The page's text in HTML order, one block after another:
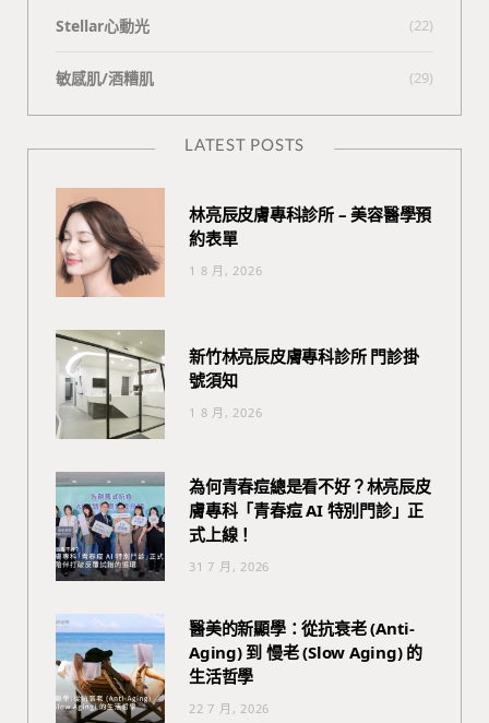
Stellar心動光 (22)
敏感肌/酒糟肌 (29)
LATEST POSTS
林亮辰皮膚專科診所 – 美容醫學預
約表單
1 8 月, 2026
新竹林亮辰皮膚專科診所 門診掛
號須知
1 8 月, 2026
為何青春痘總是看不好？林亮辰皮
膚專科「青春痘 AI 特別門診」正
式上線！
31 7 月, 2026
醫美的新顯學：從抗衰老 (Anti-
Aging) 到 慢老 (Slow Aging) 的
生活哲學
22 7 月, 2026